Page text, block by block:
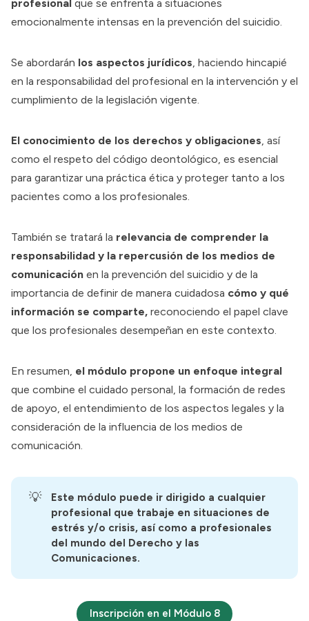
profesional que se enfrenta a situaciones
emocionalmente intensas en la prevención del suicidio.
Se abordarán los aspectos jurídicos , haciendo hincapié
en la responsabilidad del profesional en la intervención y el
cumplimiento de la legislación vigente.
El conocimiento de los derechos y obligaciones , así
como el respeto del código deontológico, es esencial
para garantizar una práctica ética y proteger tanto a los
pacientes como a los profesionales.
También se tratará la relevancia de comprender la
responsabilidad y la repercusión de los medios de
comunicación en la prevención del suicidio y de la
importancia de definir de manera cuidadosa cómo y qué
información se comparte, reconociendo el papel clave
que los profesionales desempeñan en este contexto.
En resumen, el módulo propone un enfoque integral
que combine el cuidado personal, la formación de redes
de apoyo, el entendimiento de los aspectos legales y la
consideración de la influencia de los medios de
comunicación.
💡
Este módulo puede ir dirigido a cualquier
profesional que trabaje en situaciones de
estrés y/o crisis, así como a profesionales
del mundo del Derecho y las
Comunicaciones.
Inscripción en el Módulo 8